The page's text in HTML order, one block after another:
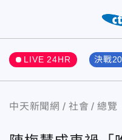
LIVE 24HR 決戰
中天新聞網 社會 總覽